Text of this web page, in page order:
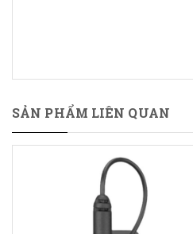
SẢN PHẨM LIÊN QUAN